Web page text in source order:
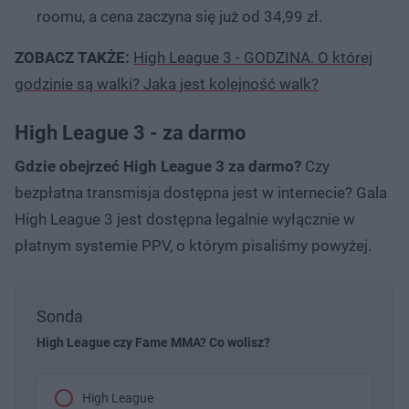
roomu, a cena zaczyna się już od 34,99 zł.
ZOBACZ TAKŻE: High League 3 - GODZINA. O której
godzinie są walki? Jaka jest kolejność walk?
High League 3 - za darmo
Gdzie obejrzeć High League 3 za darmo? Czy
bezpłatna transmisja dostępna jest w internecie? Gala
High League 3 jest dostępna legalnie wyłącznie w
płatnym systemie PPV, o którym pisaliśmy powyżej.
Sonda
High League czy Fame MMA? Co wolisz?
High League